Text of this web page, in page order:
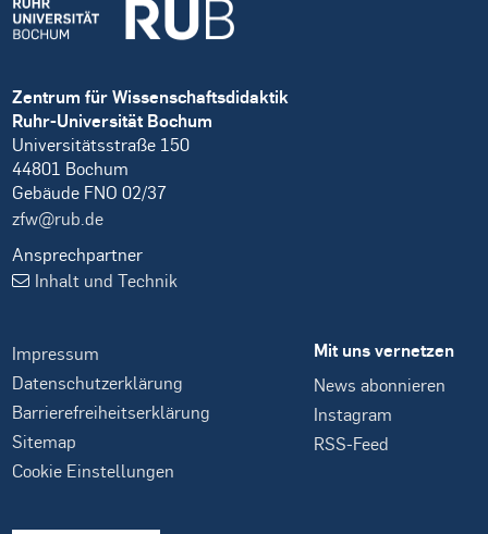
Zentrum für Wissenschaftsdidaktik
Ruhr-Universität Bochum
Universitätsstraße 150
44801 Bochum
Gebäude FNO 02/37
zfw@rub.de
Ansprechpartner
Inhalt und Technik
Impressum
Datenschutzerklärung
Barrierefreiheitserklärung
Sitemap
Cookie Einstellungen
Mit uns vernetzen
News abonnieren
Instagram
RSS-Feed